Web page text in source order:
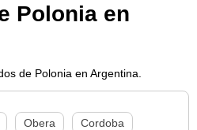
Polonia en
de Polonia en Argentina.
Obera Cordoba